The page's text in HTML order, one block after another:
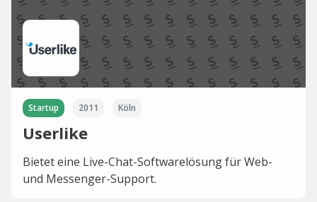
Startup 2011 Köln
Userlike
Bietet eine Live-Chat-Softwarelösung für Web-
und Messenger-Support.